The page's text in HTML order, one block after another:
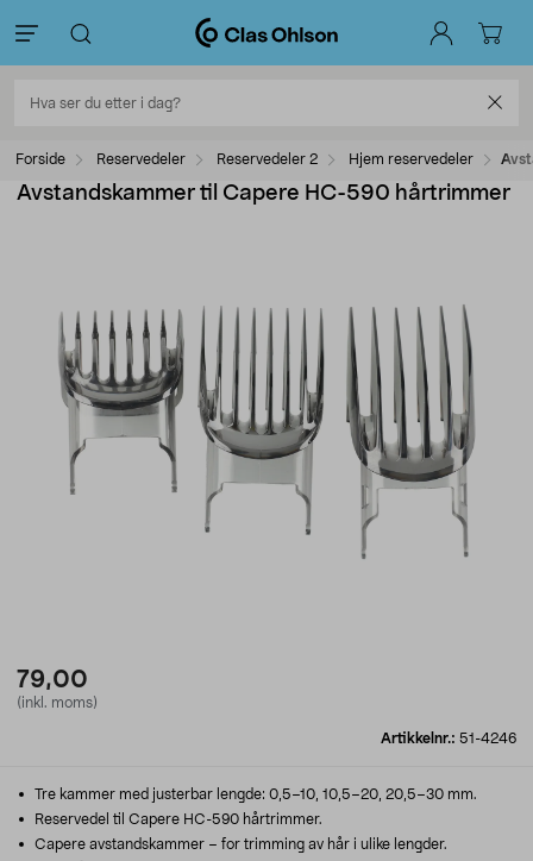
Forside Reservedeler Reservedeler 2 Hjem reservedeler
Avstandskammer til Capere HC-590 hårtrimmer
79,00
(inkl. moms)
Artikkelnr.: 51-4246
Tre kammer med justerbar lengde: 0,5–10, 10,5–20, 20,5–30 mm.
Reservedel til Capere HC-590 hårtrimmer.
Capere avstandskammer – for trimming av hår i ulike lengder.